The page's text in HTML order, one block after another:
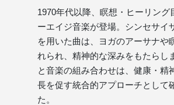
1970年代以降、瞑想・ヒーリング
ーエイジ音楽が登場。シンセサイ
を用いた曲は、ヨガのアーサナや
れられ、精神的な深みをもたらし
と音楽の組み合わせは、健康・精
長を促す統合的アプローチとして
た。